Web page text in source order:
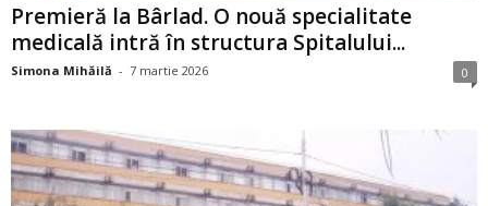
Premieră la Bârlad. O nouă specialitate
medicală intră în structura Spitalului...
Simona Mihăilă - 7 martie 2026 0